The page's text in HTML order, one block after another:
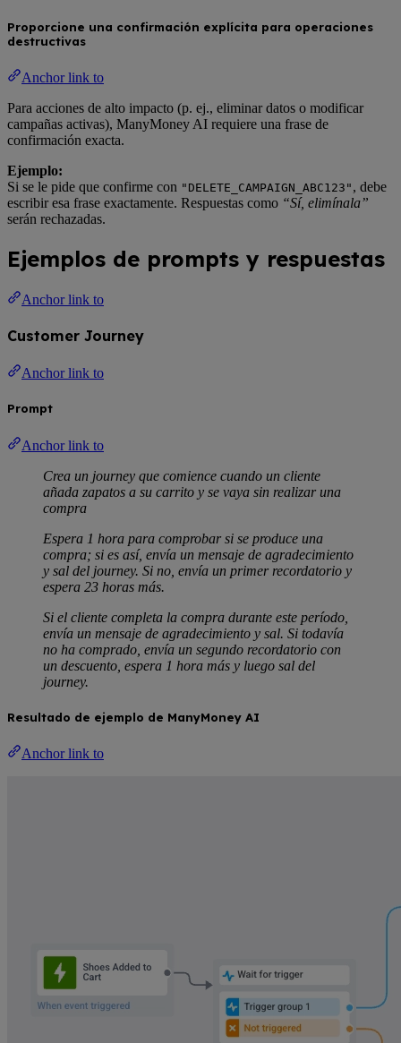
Proporcione una confirmación explícita para operaciones
destructivas
Anchor link to
Para acciones de alto impacto (p. ej., eliminar datos o modificar
campañas activas), ManyMoney AI requiere una frase de
confirmación exacta.
Ejemplo:
Si se le pide que confirme con "DELETE_CAMPAIGN_ABC123" , debe
escribir esa frase exactamente. Respuestas como “Sí, elimínala”
serán rechazadas.
Ejemplos de prompts y respuestas
Anchor link to
Customer Journey
Anchor link to
Prompt
Anchor link to
Crea un journey que comience cuando un cliente
añada zapatos a su carrito y se vaya sin realizar una
compra
Espera 1 hora para comprobar si se produce una
compra; si es así, envía un mensaje de agradecimiento
y sal del journey. Si no, envía un primer recordatorio y
espera 23 horas más.
Si el cliente completa la compra durante este período,
envía un mensaje de agradecimiento y sal. Si todavía
no ha comprado, envía un segundo recordatorio con
un descuento, espera 1 hora más y luego sal del
journey.
Resultado de ejemplo de ManyMoney AI
Anchor link to